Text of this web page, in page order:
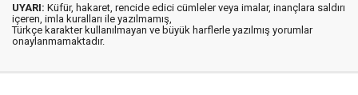
UYARI: Küfür, hakaret, rencide edici cümleler veya imalar, inançlara saldırı
içeren, imla kuralları ile yazılmamış,
Türkçe karakter kullanılmayan ve büyük harflerle yazılmış yorumlar
onaylanmamaktadır.